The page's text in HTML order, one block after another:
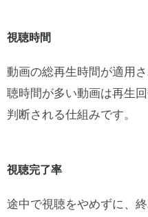
視聴時間
動画の総再生時間が適用
聴時間が多い動画は再生
判断される仕組みです。
視聴完了率
途中で視聴をやめずに、